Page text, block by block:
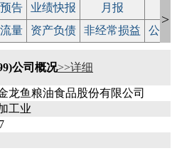
告 业绩快报 月报
量 资产负债 非经常损益 公
>
公司概况>>详细
龙鱼粮油食品股份有限公司
工业